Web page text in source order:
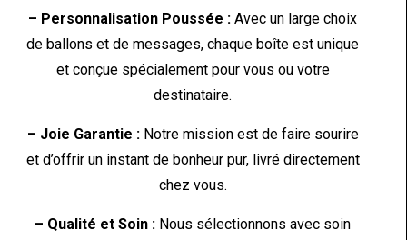
– Personnalisation Poussée : Avec un large choix
de ballons et de messages, chaque boîte est unique
et conçue spécialement pour vous ou votre
destinataire.
– Joie Garantie :Notre mission est de faire sourire
et d’offrir un instant de bonheur pur, livré directement
chez vous.
– Qualité et Soin : Nous sélectionnons avec soin